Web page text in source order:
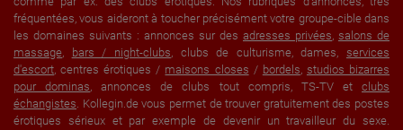
fréquentées, vous aideront à toucher précisément votre groupe-cible dans
les domaines suivants : annonces sur des adresses privées, salons de
massage, bars / night-clubs, clubs de culturisme, dames, services
d'escort, centres érotiques / maisons closes / bordels, studios bizarres
pour dominas, annonces de clubs tout compris, TS-TV etclubs
échangistes. Kollegin.de vous permet de trouver gratuitement des postes
érotiques sérieux et par exemple de devenir un travailleur du sexe.